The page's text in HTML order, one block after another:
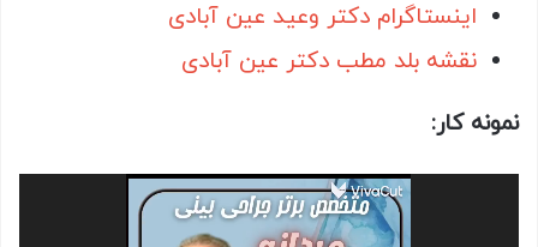
اینستاگرام دکتر وعید عین آبادی
نقشه بلد مطب دکتر عین آبادی
نمونه کار:
نمایشگر
ویدیو